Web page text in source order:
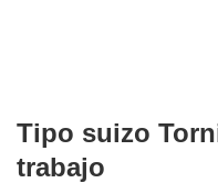
Tipo suizo
trabajo